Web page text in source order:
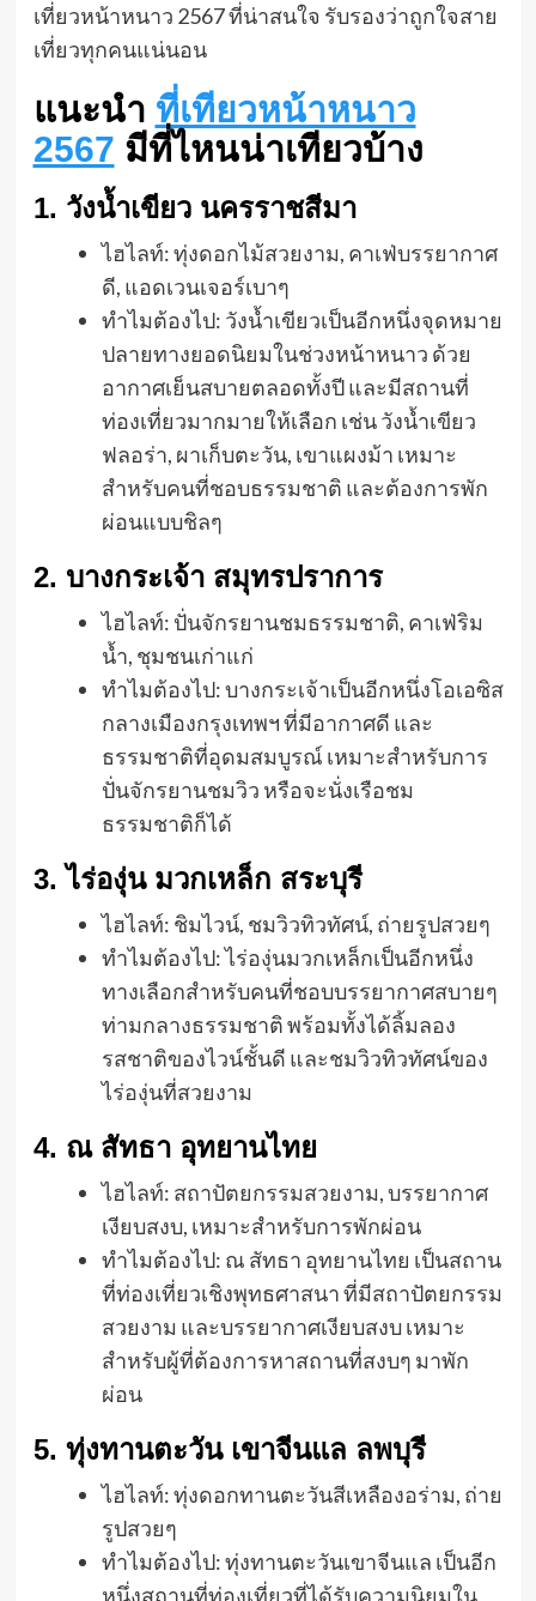
เที่ยวหน้าหนาว 2567 ที่น่าสนใจ รับรองว่าถูกใจสาย
เที่ยวทุกคนแน่นอน
แนะนำ ที่เทียวหน้าหนาว
2567 มีที่ไหนน่าเทียวบ้าง
1. วังน้ำเขียว นครราชสีมา
ไฮไลท์: ทุ่งดอกไม้สวยงาม, คาเฟ่บรรยากาศ
ดี, แอดเวนเจอร์เบาๆ
ทำไมต้องไป: วังน้ำเขียวเป็นอีกหนึ่งจุดหมาย
ปลายทางยอดนิยมในช่วงหน้าหนาว ด้วย
อากาศเย็นสบายตลอดทั้งปี และมีสถานที่
ท่องเที่ยวมากมายให้เลือก เช่น วังน้ำเขียว
ฟลอร่า, ผาเก็บตะวัน, เขาแผงม้า เหมาะ
สำหรับคนที่ชอบธรรมชาติ และต้องการพัก
ผ่อนแบบชิลๆ
2. บางกระเจ้า สมุทรปราการ
ไฮไลท์: ปั่นจักรยานชมธรรมชาติ, คาเฟ่ริม
น้ำ, ชุมชนเก่าแก่
ทำไมต้องไป: บางกระเจ้าเป็นอีกหนึ่งโอเอซิส
กลางเมืองกรุงเทพฯ ที่มีอากาศดี และ
ธรรมชาติที่อุดมสมบูรณ์ เหมาะสำหรับการ
ปั่นจักรยานชมวิว หรือจะนั่งเรือชม
ธรรมชาติก็ได้
3. ไร่องุ่น มวกเหล็ก สระบุรี
ไฮไลท์: ชิมไวน์, ชมวิวทิวทัศน์, ถ่ายรูปสวยๆ
ทำไมต้องไป: ไร่องุ่นมวกเหล็กเป็นอีกหนึ่ง
ทางเลือกสำหรับคนที่ชอบบรรยากาศสบายๆ
ท่ามกลางธรรมชาติ พร้อมทั้งได้ลิ้มลอง
รสชาติของไวน์ชั้นดี และชมวิวทิวทัศน์ของ
ไร่องุ่นที่สวยงาม
4. ณ สัทธา อุทยานไทย
ไฮไลท์: สถาปัตยกรรมสวยงาม, บรรยากาศ
เงียบสงบ, เหมาะสำหรับการพักผ่อน
ทำไมต้องไป: ณ สัทธา อุทยานไทย เป็นสถาน
ที่ท่องเที่ยวเชิงพุทธศาสนา ที่มีสถาปัตยกรรม
สวยงาม และบรรยากาศเงียบสงบ เหมาะ
สำหรับผู้ที่ต้องการหาสถานที่สงบๆ มาพัก
ผ่อน
5. ทุ่งทานตะวัน เขาจีนแล ลพบุรี
ไฮไลท์: ทุ่งดอกทานตะวันสีเหลืองอร่าม, ถ่าย
รูปสวยๆ
ทำไมต้องไป: ทุ่งทานตะวันเขาจีนแล เป็นอีก
หนึ่งสถานที่ท่องเที่ยวที่ได้รับความนิยมใน